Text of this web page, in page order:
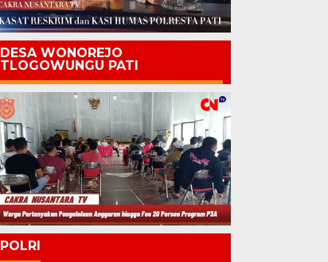
DESA WONOREJO
TLOGOWUNGU PATI
POLRI